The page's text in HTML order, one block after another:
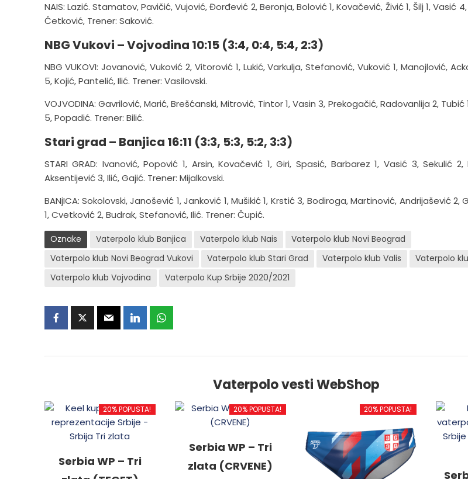
NAIS: Lazić. Stamatov, Pavičić, Vujović, Đorđević 2, Beronja, Bolović 1, Kovačević, Živić 1, Šilj 1, Vasić
Ćetković, Trener: Saković.
NBG Vu­ko­vi – Voj­vo­di­na 10:15 (3:4, 0:4, 5:4, 2:3)
NBG VU­KO­VI: Jo­va­no­vić, Vu­ko­vić 2, Vi­to­ro­vić 1, Lu­kić, Var­ku­lja, Ste­fa­no­vić, Vu­ko­vić 1, Ma­noj­lo­vić,
5, Ko­jić, Pan­te­lić, Ilić. Tre­ner: Va­si­lov­ski.
VOJ­VO­DI­NA: Ga­vri­lo­vić, Ma­rić, Bre­šćan­ski, Mi­tro­vić, Tin­tor 1, Va­sin 3, Pre­ko­ga­čić, Ra­do­van­li­ja 2, Tu­bić
5, Po­pa­dić. Tre­ner: Bi­lić.
Stari grad – Banjica 16:11 (3:3, 5:3, 5:2, 3:3)
STARI GRAD: Ivanović, Popović 1, Arsin, Kovačević 1, Giri, Spasić, Barbarez 1, Vasić 3, Sekulić
Aksentijević 3, Ilić, Gajić. Trener: Mijalkovski.
BANjICA: Sokolovski, Janošević 1, Janković 1, Mušikić 1, Krstić 3, Bodiroga, Martinović, Andrijašević 2,
1, Cvetković 2, Budrak, Stefanović, Ilić. Trener: Čupić.
Oznake Vaterpolo klub Banjica Vaterpolo klub Nais
Vaterpolo klub Novi Beograd
Vaterpolo klub Novi Beograd Vukovi
Vaterpolo klub Stari Grad Vaterpolo klub Valis
Vaterpolo
Vaterpolo klub Vojvodina
Vaterpolo Kup Srbije 2020/2021
Vaterpolo vesti WebShop
20% POPUSTA!
Serbia WP – Tri
20% POPUSTA!
Serbia WP – Tri
zlata (CRVENE)
20% POPUSTA!